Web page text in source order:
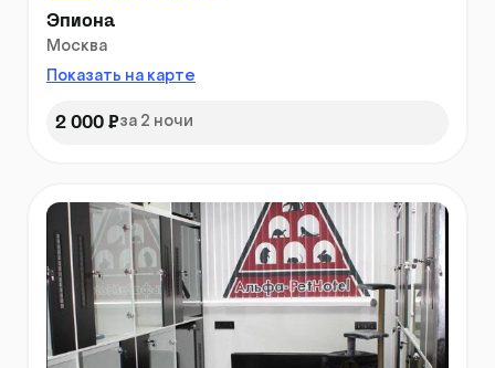
Эпиона
Москва
Показать на карте
2 000 ₽за 2 ночи